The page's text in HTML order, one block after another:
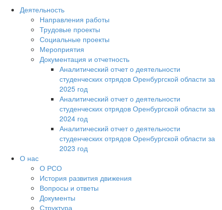
Деятельность
Направления работы
Трудовые проекты
Социальные проекты
Мероприятия
Документация и отчетность
Аналитический отчет о деятельности
студенческих отрядов Оренбургской области за
2025 год
Аналитический отчет о деятельности
студенческих отрядов Оренбургской области за
2024 год
Аналитический отчет о деятельности
студенческих отрядов Оренбургской области за
2023 год
О нас
О РСО
История развития движения
Вопросы и ответы
Документы
Структура